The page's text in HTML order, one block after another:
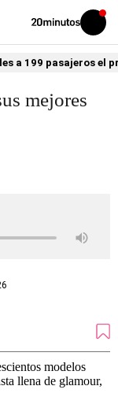
Volver
Iniciar
sesión
a 199 pasajeros el
mejores
modelos
llena de glamour,